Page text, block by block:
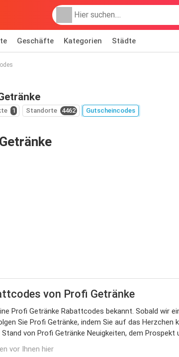
Geschäfte Kategorien Städte
1 Standorte 4462 Gutscheincodes
von Profi Getränke
Profi Getränke Rabattcodes bekannt. Sobald wir
Sie Profi Getränke, indem Sie auf das
von Profi Getränke Neuigkeiten, dem Prospekt
vor Ihnen hier